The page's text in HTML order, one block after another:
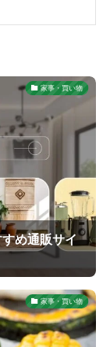
家事・買い物
め通販サイ
家事・買い物